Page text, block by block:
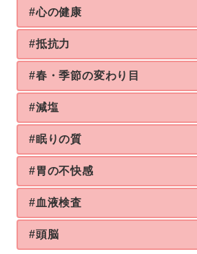
#心の健康
#抵抗力
#春・季節の変わり目
#減塩
#眠りの質
#胃の不快感
#血液検査
#頭脳